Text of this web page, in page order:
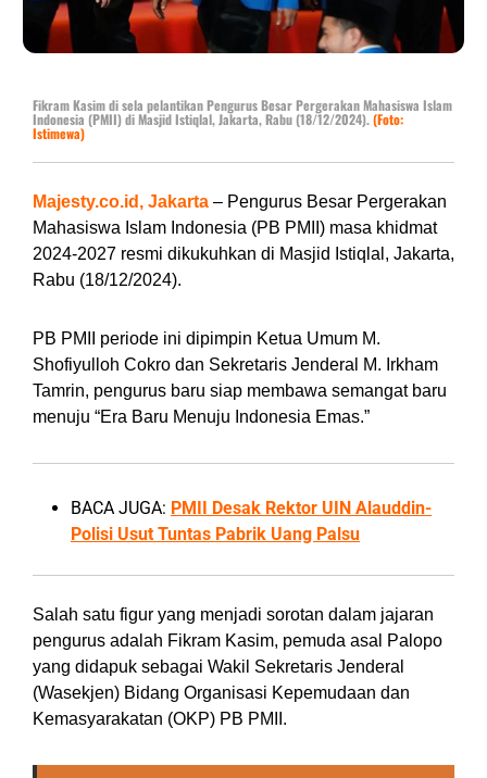
Fikram Kasim di sela pelantikan Pengurus Besar Pergerakan Mahasiswa Islam
Indonesia (PMII) di Masjid Istiqlal, Jakarta, Rabu (18/12/2024).(Foto:
Istimewa)
Majesty.co.id, Jakarta – Pengurus Besar Pergerakan
Mahasiswa Islam Indonesia (PB PMII) masa khidmat
2024-2027 resmi dikukuhkan di Masjid Istiqlal, Jakarta,
Rabu (18/12/2024).
PB PMII periode ini dipimpin Ketua Umum M.
Shofiyulloh Cokro dan Sekretaris Jenderal M. Irkham
Tamrin, pengurus baru siap membawa semangat baru
menuju “Era Baru Menuju Indonesia Emas.”
BACA JUGA: PMII Desak Rektor UIN Alauddin-
Polisi Usut Tuntas Pabrik Uang Palsu
Salah satu figur yang menjadi sorotan dalam jajaran
pengurus adalah Fikram Kasim, pemuda asal Palopo
yang didapuk sebagai Wakil Sekretaris Jenderal
(Wasekjen) Bidang Organisasi Kepemudaan dan
Kemasyarakatan (OKP) PB PMII.